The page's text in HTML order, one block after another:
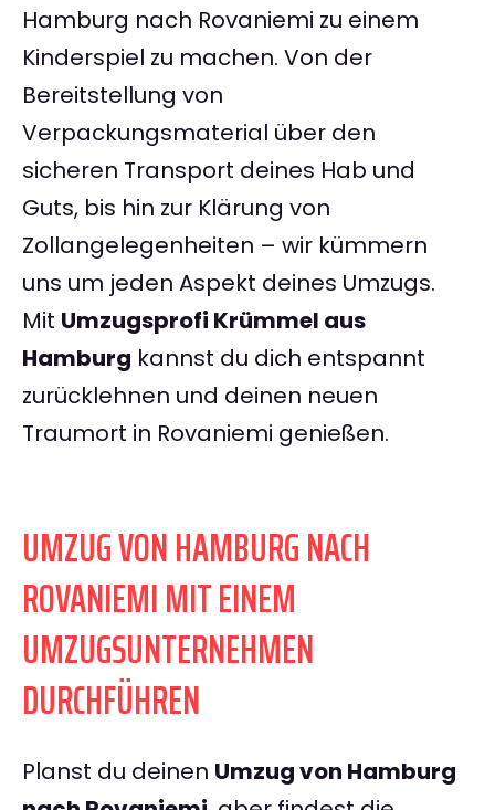
Hamburg nach Rovaniemi zu einem
Kinderspiel zu machen. Von der
Bereitstellung von
Verpackungsmaterial über den
sicheren Transport deines Hab und
Guts, bis hin zur Klärung von
Zollangelegenheiten – wir kümmern
uns um jeden Aspekt deines Umzugs.
Mit Umzugsprofi Krümmel aus
Hamburg kannst du dich entspannt
zurücklehnen und deinen neuen
Traumort in Rovaniemi genießen.
UMZUG VON HAMBURG NACH
ROVANIEMI MIT EINEM
UMZUGSUNTERNEHMEN
DURCHFÜHREN
Planst du deinen Umzug von Hamburg